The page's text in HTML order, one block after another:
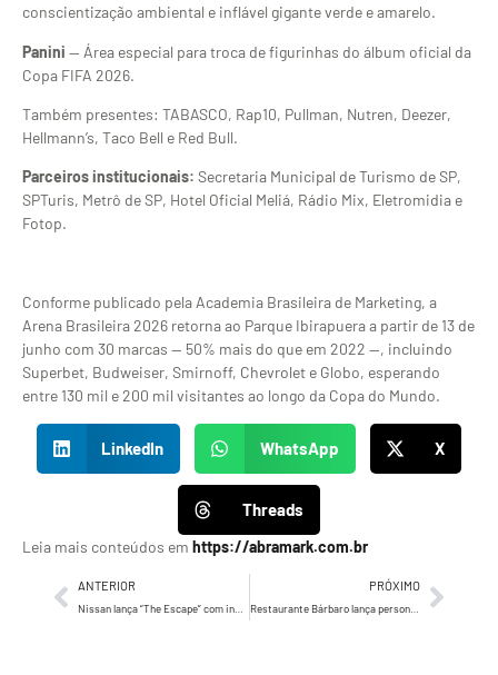
conscientização ambiental e inflável gigante verde e amarelo.
Panini — Área especial para troca de figurinhas do álbum oficial da
Copa FIFA 2026.
Também presentes: TABASCO, Rap10, Pullman, Nutren, Deezer,
Hellmann’s, Taco Bell e Red Bull.
Parceiros institucionais: Secretaria Municipal de Turismo de SP,
SPTuris, Metrô de SP, Hotel Oficial Meliá, Rádio Mix, Eletromidia e
Fotop.
Conforme publicado pela Academia Brasileira de Marketing, a
Arena Brasileira 2026 retorna ao Parque Ibirapuera a partir de 13 de
junho com 30 marcas — 50% mais do que em 2022 —, incluindo
Superbet, Budweiser, Smirnoff, Chevrolet e Globo, esperando
entre 130 mil e 200 mil visitantes ao longo da Copa do Mundo.
LinkedIn WhatsApp X
Threads
Leia mais conteúdos em https://abramark.com.br
ANTERIOR PRÓXIMO
Restaurante Bárbaro lança personagem “El Bárbaro” e bolão da Copa do Mundo com provocações BRA x ARG criado pela Wonderland